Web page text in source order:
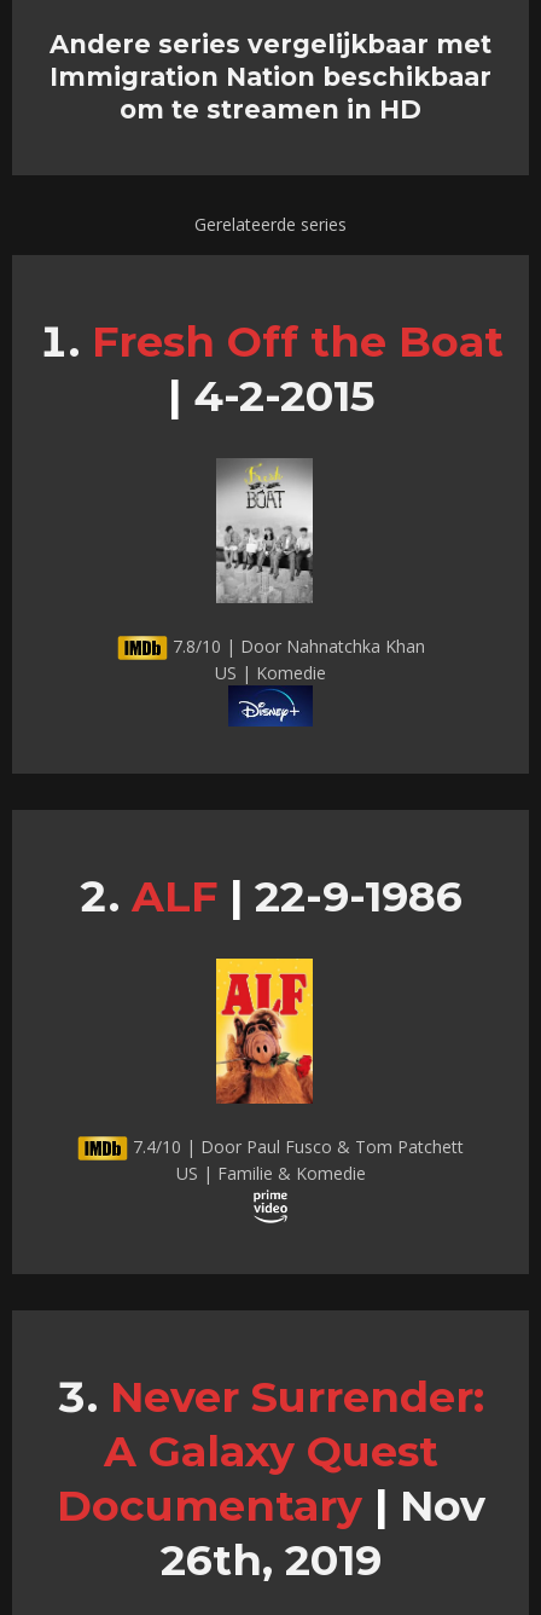
Andere series vergelijkbaar met
Immigration Nation beschikbaar
om te streamen in HD
Gerelateerde series
Fresh Off the Boat
| 4-2-2015
7.8/10 | Door Nahnatchka Khan
US | Komedie
ALF | 22-9-1986
7.4/10 | Door Paul Fusco & Tom Patchett
US | Familie & Komedie
Never Surrender:
A Galaxy Quest
Documentary | Nov
26th, 2019